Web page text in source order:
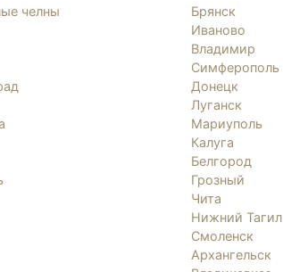
челны
Брянск
Иваново
Владимир
Симферополь
Донецк
Луганск
Мариуполь
Калуга
Белгород
Грозный
Чита
Нижний Тагил
Смоленск
Архангельск